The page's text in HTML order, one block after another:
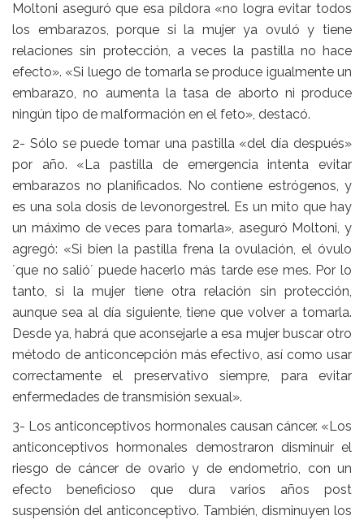
Moltoni aseguró que esa píldora «no logra evitar todos
los embarazos, porque si la mujer ya ovuló y tiene
relaciones sin protección, a veces la pastilla no hace
efecto». «Si luego de tomarla se produce igualmente un
embarazo, no aumenta la tasa de aborto ni produce
ningún tipo de malformación en el feto», destacó.
2- Sólo se puede tomar una pastilla «del día después»
por año. «La pastilla de emergencia intenta evitar
embarazos no planificados. No contiene estrógenos, y
es una sola dosis de levonorgestrel. Es un mito que hay
un máximo de veces para tomarla», aseguró Moltoni, y
agregó: «Si bien la pastilla frena la ovulación, el óvulo
´que no salió´ puede hacerlo más tarde ese mes. Por lo
tanto, si la mujer tiene otra relación sin protección,
aunque sea al día siguiente, tiene que volver a tomarla.
Desde ya, habrá que aconsejarle a esa mujer buscar otro
método de anticoncepción más efectivo, así como usar
correctamente el preservativo siempre, para evitar
enfermedades de transmisión sexual».
3- Los anticonceptivos hormonales causan cáncer. «Los
anticonceptivos hormonales demostraron disminuir el
riesgo de cáncer de ovario y de endometrio, con un
efecto beneficioso que dura varios años post
suspensión del anticonceptivo. También, disminuyen los